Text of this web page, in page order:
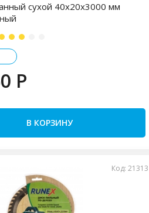
сухой 40х20х3000 мм
P
В КОРЗИНУ
Код: 21313